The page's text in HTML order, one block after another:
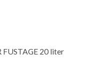
20 liter